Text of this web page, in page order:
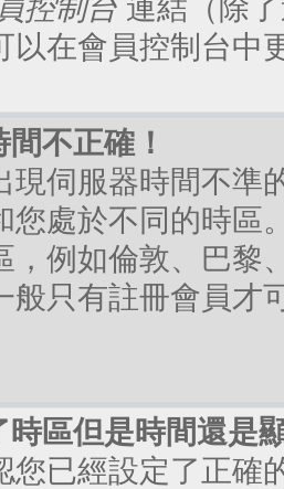
控制台 連結（除
以在會員控制台中
不正確！
現伺服器時間不準
您處於不同的時區
，例如倫敦、巴黎
般只有註冊會員才
時區但是時間還是
您已經設定了正確